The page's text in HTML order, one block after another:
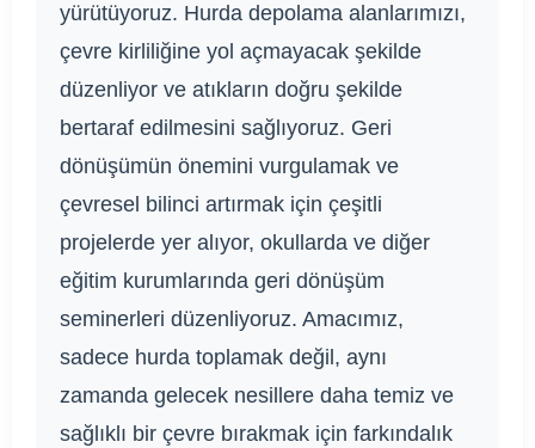
yürütüyoruz. Hurda depolama alanlarımızı,
çevre kirliliğine yol açmayacak şekilde
düzenliyor ve atıkların doğru şekilde
bertaraf edilmesini sağlıyoruz. Geri
dönüşümün önemini vurgulamak ve
çevresel bilinci artırmak için çeşitli
projelerde yer alıyor, okullarda ve diğer
eğitim kurumlarında geri dönüşüm
seminerleri düzenliyoruz. Amacımız,
sadece hurda toplamak değil, aynı
zamanda gelecek nesillere daha temiz ve
sağlıklı bir çevre bırakmak için farkındalık